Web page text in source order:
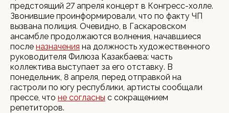
предстоящий 27 апреля концерт в Конгресс-холле.
Звонившие проинформировали, что по факту ЧП
вызвана полиция. Очевидно, в Гаскаровском
ансамбле продолжаются волнения, начавшиеся
после назначения на должность художественного
руководителя Филюза Казакбаева: часть
коллектива выступает за его отставку. В
понедельник, 8 апреля, перед отправкой на
гастроли по югу республики, артисты сообщали
прессе, что не согласны с сокращением
репетиторов.